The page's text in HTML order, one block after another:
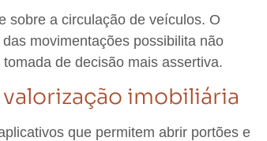
sobre a circulação de veículos. O
movimentações possibilita não
tomada de decisão mais assertiva.
imobiliária
que permitem abrir portões e